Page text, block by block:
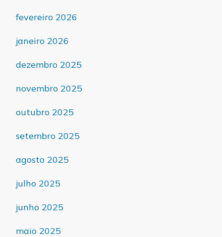
fevereiro 2026
janeiro 2026
dezembro 2025
novembro 2025
outubro 2025
setembro 2025
agosto 2025
julho 2025
junho 2025
maio 2025